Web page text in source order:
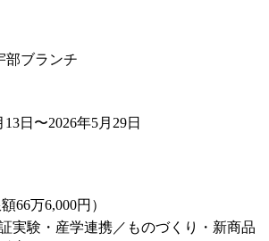
部ブランチ
13日〜2026年5月29日
66万6,000円）
実験・産学連携／ものづくり・新商品